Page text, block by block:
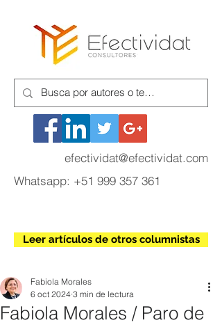
efectividat@efectividat.com
Whatsapp: +51 999 357 361
Leer artículos de otros columnistas
Fabiola Morales / Paro de
Fabiola Morales
6 oct 2024 3 min de lectura